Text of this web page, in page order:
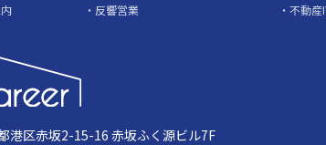
反響営業 不動産
区赤坂2-15-16 赤坂ふく源ビル7F